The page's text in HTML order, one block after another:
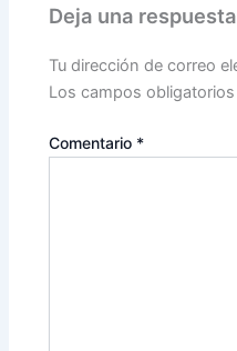
Deja una respuesta
Tu dirección de correo
Los campos
Comentario *